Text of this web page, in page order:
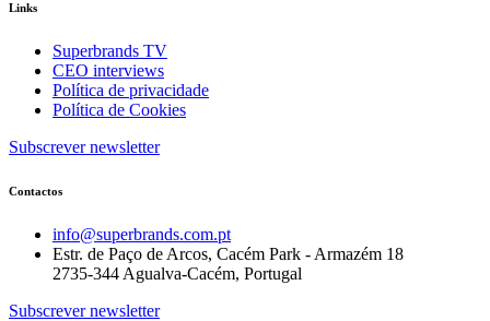
Links
Superbrands TV
CEO interviews
Política de privacidade
Política de Cookies
Subscrever newsletter
Contactos
info@superbrands.com.pt
Estr. de Paço de Arcos, Cacém Park - Armazém 18
2735-344 Agualva-Cacém, Portugal
Subscrever newsletter